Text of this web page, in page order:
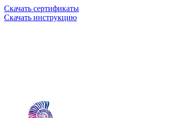
Скачать сертификаты
Скачать инструкцию